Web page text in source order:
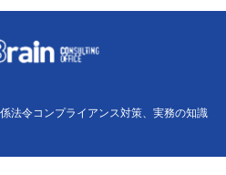
法令コンプライアンス対策、実務の知識